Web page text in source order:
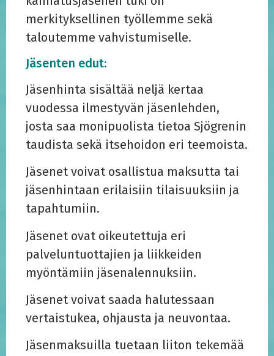
merkityksellinen työllemme sekä
taloutemme vahvistumiselle.
Jäsenten edut:
Jäsenhinta sisältää neljä kertaa
vuodessa ilmestyvän jäsenlehden,
josta saa monipuolista tietoa Sjögrenin
taudista sekä itsehoidon eri teemoista.
Jäsenet voivat osallistua maksutta tai
jäsenhintaan erilaisiin tilaisuuksiin ja
tapahtumiin.
Jäsenet ovat oikeutettuja eri
palveluntuottajien ja liikkeiden
myöntämiin jäsenalennuksiin.
Jäsenet voivat saada halutessaan
vertaistukea, ohjausta ja neuvontaa.
Jäsenmaksuilla tuetaan liiton tekemää